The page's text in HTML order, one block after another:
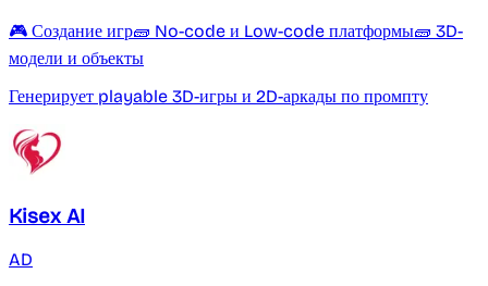
🎮 Создание игр🧱 No-code и Low-code платформы🧱 3D-
модели и объекты
Генерирует playable 3D-игры и 2D-аркады по промпту
Kisex AI
AD